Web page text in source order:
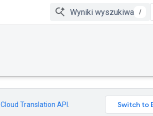
/
Cloud Translation API